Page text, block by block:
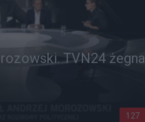
TVN24 żegna
127